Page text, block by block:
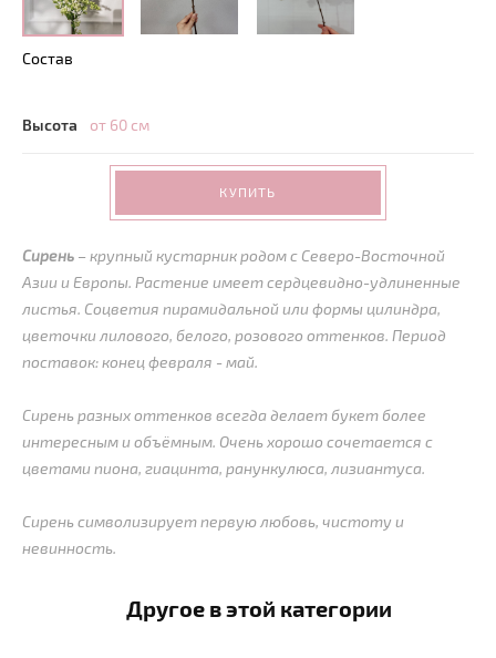
Состав
Высота от 60 см
КУПИТЬ
Сирень – крупный кустарник родом с Северо-Восточной
Азии и Европы. Растение имеет сердцевидно-удлиненные
листья. Соцветия пирамидальной или формы цилиндра,
цветочки лилового, белого, розового оттенков. Период
поставок: конец февраля - май.
Сирень разных оттенков всегда делает букет более
интересным и объёмным. Очень хорошо сочетается с
цветами пиона, гиацинта, ранункулюса, лизиантуса.
Сирень символизирует первую любовь, чистоту и
невинность.
Другое в этой категории